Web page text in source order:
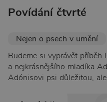
Povídání čtvrté
Nejen o psech v umění
Budeme si vyprávět příběh
a nejkrásnějšího mladíka
Adónisovi psi důležitou,